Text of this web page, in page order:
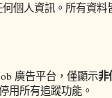
個人資訊。所有資
廣告平台，僅顯示非
用所有追蹤功能。